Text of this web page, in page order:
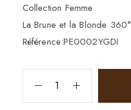
Collection Femme
La Brune et la Blonde 360°
Référence:PE0002YGDI